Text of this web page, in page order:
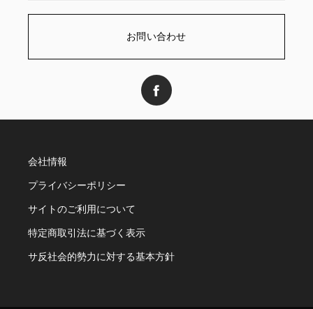
お問い合わせ
会社情報
プライバシーポリシー
サイトのご利用について
特定商取引法に基づく表示
サ反社会的勢力に対する基本方針